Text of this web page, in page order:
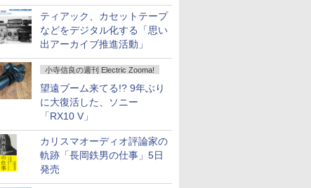
ティアック、カセットテープ
などをデジタル化する「思い
出アーカイブ推進活動」
小寺信良の週刊 Electric Zooma!
望遠ブーム来てる!? 9年ぶり
に大復活した、ソニー
「RX10 V」
カリスマオーディオ評論家の
軌跡「長岡鉄男の仕事」5日
発売